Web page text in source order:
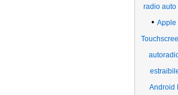
radio auto
• Apple
Android